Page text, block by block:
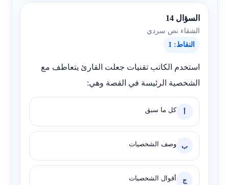
السؤال 14
الشقاء نص سردي
النقاط: 1
استخدم الكاتب تقنيات جعلت القارئ يتعاطف مع
الشخصية الرئيسة في القصة وهي:
أ كل ما سبق
ب وصف الشخصيات
ج أقوال الشخصيات